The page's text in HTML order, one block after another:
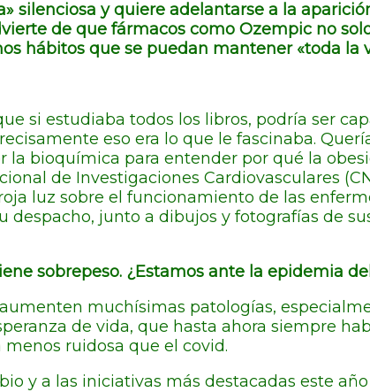
silenciosa y quiere adelantarse a la
de que fármacos como Ozempic no
hábitos que se puedan mantener «toda la
si estudiaba todos los libros, podría ser
eso era lo que le fascinaba.
la bioquímica para entender por qué la
de Investigaciones Cardiovasculares
luz sobre el funcionamiento de las
junto a dibujos y fotografías de
sobrepeso. ¿Estamos ante la epidemia
muchísimas patologías,
de vida, que hasta ahora siempre
ruidosa que el covid.
y a las iniciativas más destacadas este